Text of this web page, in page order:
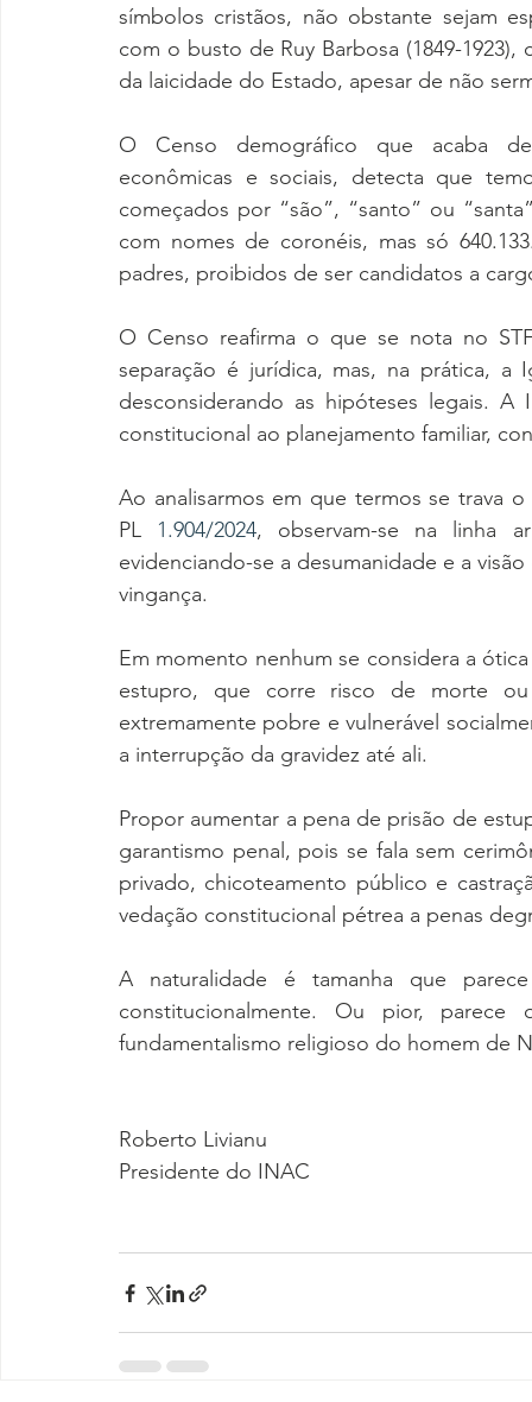
símbolos cristãos, não obstante sejam
com o busto de Ruy Barbosa (1849-
da laicidade do Estado, apesar de não
O Censo demográfico que acaba de
econômicas e sociais, detecta que
começados por “são”, “santo” ou
com nomes de coronéis, mas só
padres, proibidos de ser candidatos a
O Censo reafirma o que se nota no
separação é jurídica, mas, na prática,
desconsiderando as hipóteses legais.
constitucional ao planejamento familiar,
Ao analisarmos em que termos se trava
PL 1.904/2024, observam-se na linha
evidenciando-se a desumanidade e a
vingança.
Em momento nenhum se considera a
estupro, que corre risco de morte
extremamente pobre e vulnerável
a interrupção da gravidez até ali.
Propor aumentar a pena de prisão de
garantismo penal, pois se fala sem
privado, chicoteamento público e
vedação constitucional pétrea a penas
A naturalidade é tamanha que
constitucionalmente. Ou pior,
fundamentalismo religioso do homem de
Roberto Livianu
Presidente do INAC